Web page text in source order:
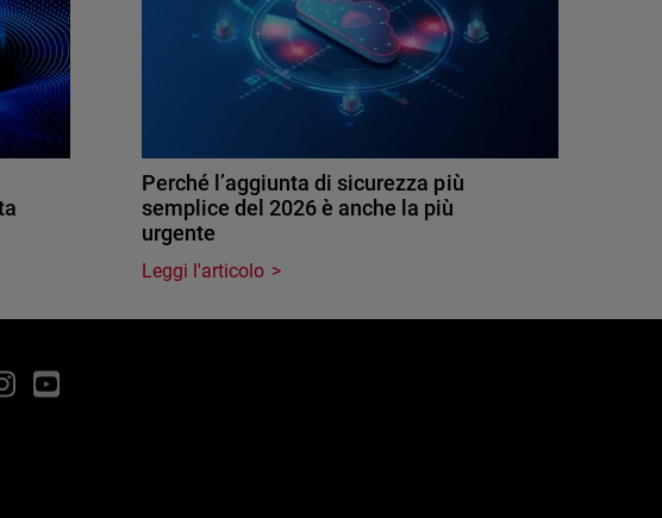
Perché l’aggiunta di sicurezza più
semplice del 2026 è anche la più
urgente
Leggi l'articolo
InstagramYouTube